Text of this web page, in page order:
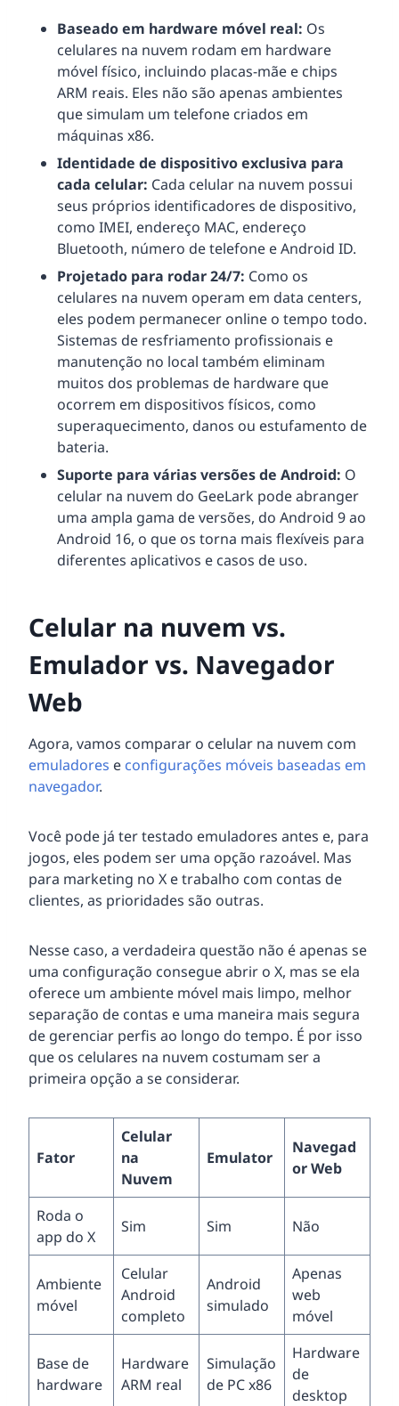
Baseado em hardware móvel real: Os
celulares na nuvem rodam em hardware
móvel físico, incluindo placas-mãe e chips
ARM reais. Eles não são apenas ambientes
que simulam um telefone criados em
máquinas x86.
Identidade de dispositivo exclusiva para
cada celular: Cada celular na nuvem possui
seus próprios identificadores de dispositivo,
como IMEI, endereço MAC, endereço
Bluetooth, número de telefone e Android ID.
Projetado para rodar 24/7: Como os
celulares na nuvem operam em data centers,
eles podem permanecer online o tempo todo.
Sistemas de resfriamento profissionais e
manutenção no local também eliminam
muitos dos problemas de hardware que
ocorrem em dispositivos físicos, como
superaquecimento, danos ou estufamento de
bateria.
Suporte para várias versões de Android: O
celular na nuvem do GeeLark pode abranger
uma ampla gama de versões, do Android 9 ao
Android 16, o que os torna mais flexíveis para
diferentes aplicativos e casos de uso.
Celular na nuvem vs.
Emulador vs. Navegador
Web
Agora, vamos comparar o celular na nuvem com
emuladores e configurações móveis baseadas em
navegador.
Você pode já ter testado emuladores antes e, para
jogos, eles podem ser uma opção razoável. Mas
para marketing no X e trabalho com contas de
clientes, as prioridades são outras.
Nesse caso, a verdadeira questão não é apenas se
uma configuração consegue abrir o X, mas se ela
oferece um ambiente móvel mais limpo, melhor
separação de contas e uma maneira mais segura
de gerenciar perfis ao longo do tempo. É por isso
que os celulares na nuvem costumam ser a
primeira opção a se considerar.
Fator
Celular
na
Nuvem
Emulator
Navegad
or Web
Roda o
app do X
Sim Sim Não
Ambiente
móvel
Celular
Android
completo
Android
simulado
Apenas
web
móvel
Base de
hardware
Hardware
ARM real
Simulação
de PC x86
Hardware
de
desktop